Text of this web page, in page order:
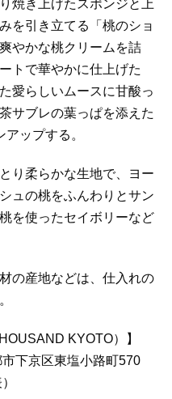
焼き上げたスポンジと上
を引き立てる「桃のショ
やかな桃クリームを詰
トで華やかに仕上げた
愛らしいムースに甘酸っ
サブレの葉っぱを添えた
ップする。
り柔らかな生地で、ヨー
ュの桃をふんわりとサン
を使ったセイボリーなど
の産地などは、仕入れの
KYOTO）】
下京区東塩小路町570